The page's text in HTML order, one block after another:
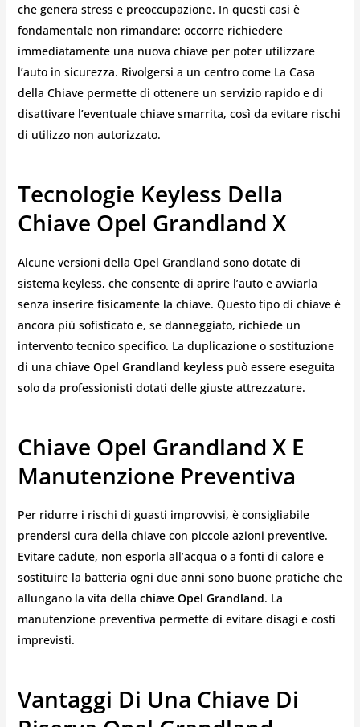
che genera stress e preoccupazione. In questi casi è
fondamentale non rimandare: occorre richiedere
immediatamente una nuova chiave per poter utilizzare
l’auto in sicurezza. Rivolgersi a un centro come La Casa
della Chiave permette di ottenere un servizio rapido e di
disattivare l’eventuale chiave smarrita, così da evitare rischi
di utilizzo non autorizzato.
Tecnologie Keyless Della
Chiave Opel Grandland X
Alcune versioni della Opel Grandland sono dotate di
sistema keyless, che consente di aprire l’auto e avviarla
senza inserire fisicamente la chiave. Questo tipo di chiave è
ancora più sofisticato e, se danneggiato, richiede un
intervento tecnico specifico. La duplicazione o sostituzione
di una chiave Opel Grandland keylesspuò essere eseguita
solo da professionisti dotati delle giuste attrezzature.
Chiave Opel Grandland X E
Manutenzione Preventiva
Per ridurre i rischi di guasti improvvisi, è consigliabile
prendersi cura della chiave con piccole azioni preventive.
Evitare cadute, non esporla all’acqua o a fonti di calore e
sostituire la batteria ogni due anni sono buone pratiche che
allungano la vita della chiave Opel Grandland. La
manutenzione preventiva permette di evitare disagi e costi
imprevisti.
Vantaggi Di Una Chiave Di